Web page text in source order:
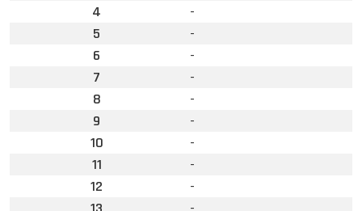
4
-
5
-
6
-
7
-
8
-
9
-
10
-
11
-
12
-